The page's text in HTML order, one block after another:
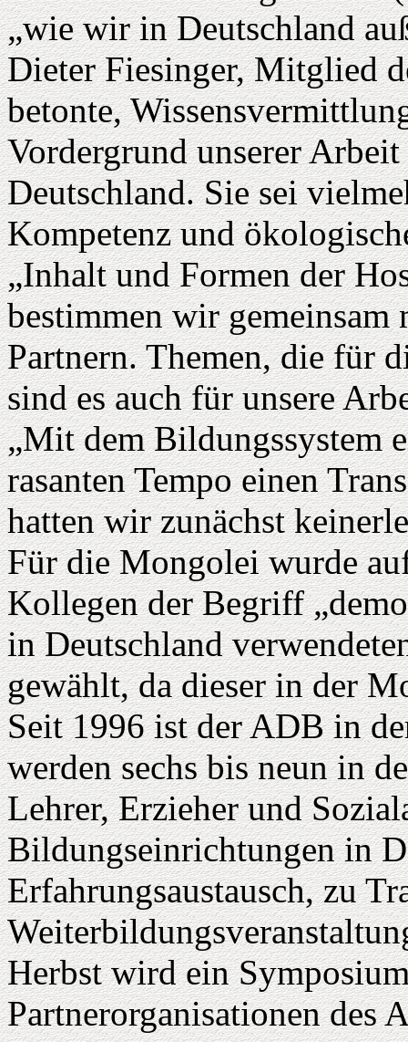
„wie wir in Deutschland
Dieter Fiesinger, Mitglied
betonte,
Vordergrund unserer
Deutschland. Sie sei
Kompetenz und
„Inhalt und Formen der
bestimmen wir gemeinsam
Partnern. Themen, die für
sind es auch für unsere
„Mit dem Bildungssystem
rasanten Tempo einen
hatten wir zunächst
Für die Mongolei wurde
Kollegen der Begriff
in Deutschland
gewählt, da dieser in der
Seit 1996 ist der ADB in
werden sechs bis neun in
Lehrer, Erzieher und
Bildungseinrichtungen in
Erfahrungsaustausch, zu
Herbst wird ein
Partnerorganisationen des